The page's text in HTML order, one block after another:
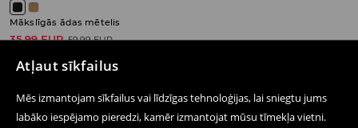
Atļaut sīkfailus
Mēs izmantojam sīkfailus vai līdzīgas tehnoloģijas, lai sniegtu jums
labāko iespējamo pieredzi, kamēr izmantojat mūsu tīmekļa vietni.
Mākslīgās ādas mētelis
35,99 EUR 59,99 EUR